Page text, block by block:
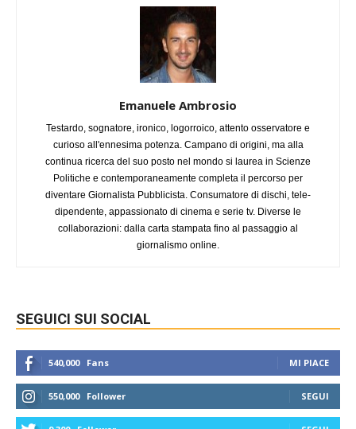
Emanuele Ambrosio
Testardo, sognatore, ironico, logorroico, attento osservatore e
curioso all'ennesima potenza. Campano di origini, ma alla
continua ricerca del suo posto nel mondo si laurea in Scienze
Politiche e contemporaneamente completa il percorso per
diventare Giornalista Pubblicista. Consumatore di dischi, tele-
dipendente, appassionato di cinema e serie tv. Diverse le
collaborazioni: dalla carta stampata fino al passaggio al
giornalismo online.
SEGUICI SUI SOCIAL
540,000 Fans MI PIACE
550,000 Follower SEGUI